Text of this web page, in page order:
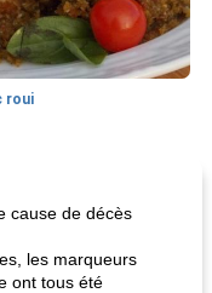
roui
cause de décès
les marqueurs
ont tous été